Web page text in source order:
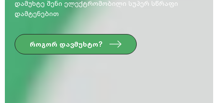
დამუხტე შენი ელექტრომობილი სუპერ სწრაფი
დამტენებით
როგორ დავმუხტო?